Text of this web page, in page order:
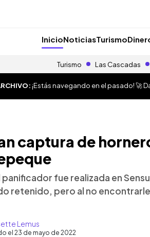
InicioNoticiasTurismo
Turismo Las Cascadas
¡Estás navegando en el pasado! 🚀
captura de
fue realizada en
retenido, pero al no
Lemus
el 23 de mayo de 2022